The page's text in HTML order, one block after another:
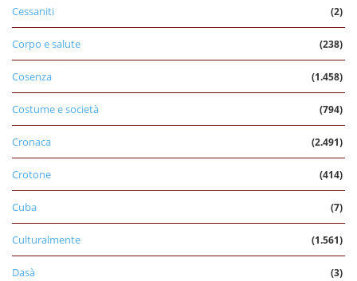
Cessaniti (2)
Corpo e salute (238)
Cosenza (1.458)
Costume e società (794)
Cronaca (2.491)
Crotone (414)
Cuba (7)
Culturalmente (1.561)
Dasà (3)